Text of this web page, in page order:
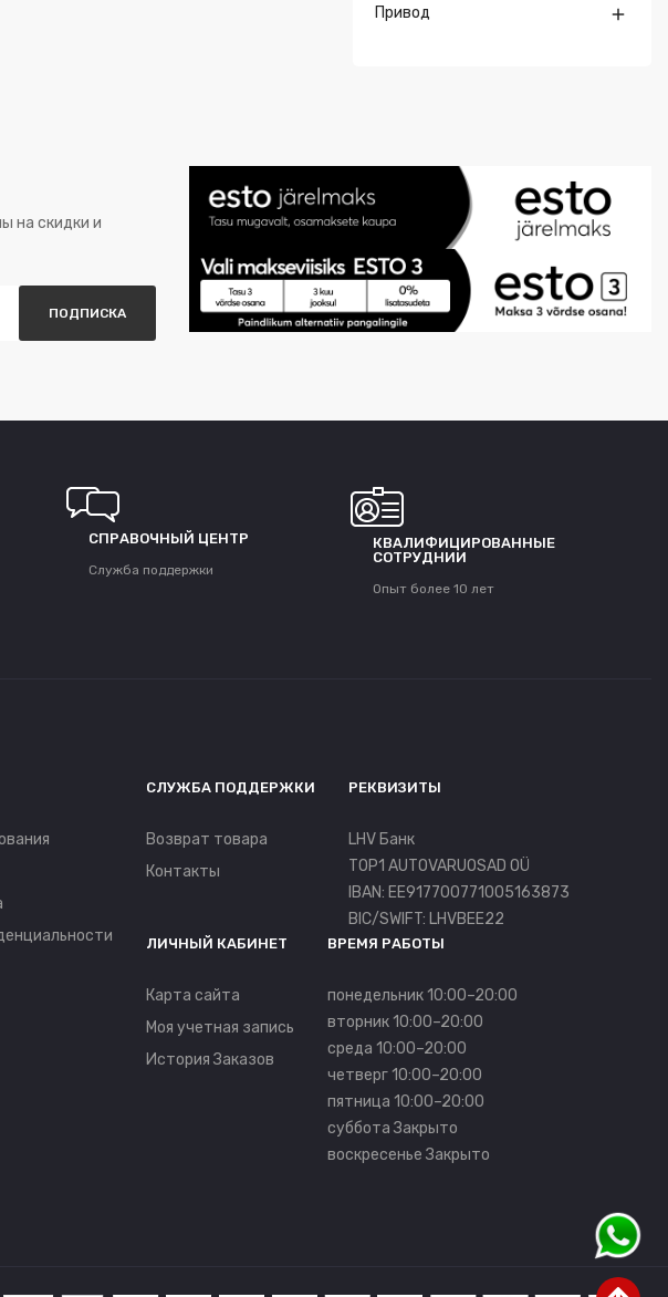
Привод 
на скидки и
СПРАВОЧНЫЙ ЦЕНТР
Служба поддержки
КВАЛИФИЦИРОВАННЫЕ
СОТРУДНИИ
Опыт более 10 лет
СЛУЖБА ПОДДЕРЖКИ
Возврат товара
Контакты
РЕКВИЗИТЫ
LHV Банк
TOP1 AUTOVARUOSAD OÜ
IBAN: EE917700771005163873
BIC/SWIFT: LHVBEE22
ЛИЧНЫЙ КАБИНЕТ
Карта сайта
Моя учетная запись
История Заказов
ВРЕМЯ РАБОТЫ
понедельник 10:00–20:00
вторник 10:00–20:00
среда 10:00–20:00
четверг 10:00–20:00
пятница 10:00–20:00
суббота Закрыто
воскресенье Закрыто